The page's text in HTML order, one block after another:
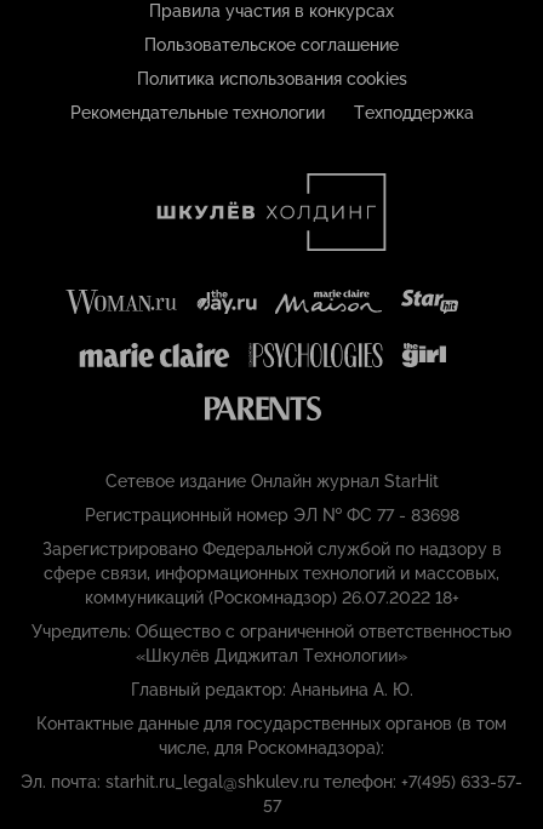
Правила участия в конкурсах
Пользовательское соглашение
Политика использования cookies
Рекомендательные технологии
Техподдержка
Сетевое издание Онлайн журнал StarHit
Регистрационный номер ЭЛ № ФС 77 - 83698
Зарегистрировано Федеральной службой по надзору в
сфере связи, информационных технологий и массовых,
коммуникаций (Роскомнадзор) 26.07.2022 18+
Учредитель: Общество с ограниченной ответственностью
«Шкулёв Диджитал Технологии»
Главный редактор: Ананьина А. Ю.
Контактные данные для государственных органов (в том
числе, для Роскомнадзора):
Эл. почта: starhit.ru_legal@shkulev.ru телефон: +7(495) 633-57-
57